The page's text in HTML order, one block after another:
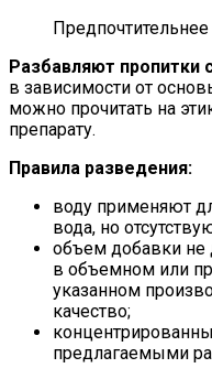
Разбавляют пропитки
в зависимости от
можно прочитать на
препарату.
Правила разведения:
воду применяют
вода, но
объем добавки
в объемном или
указанном
качество;
предлагаемыми